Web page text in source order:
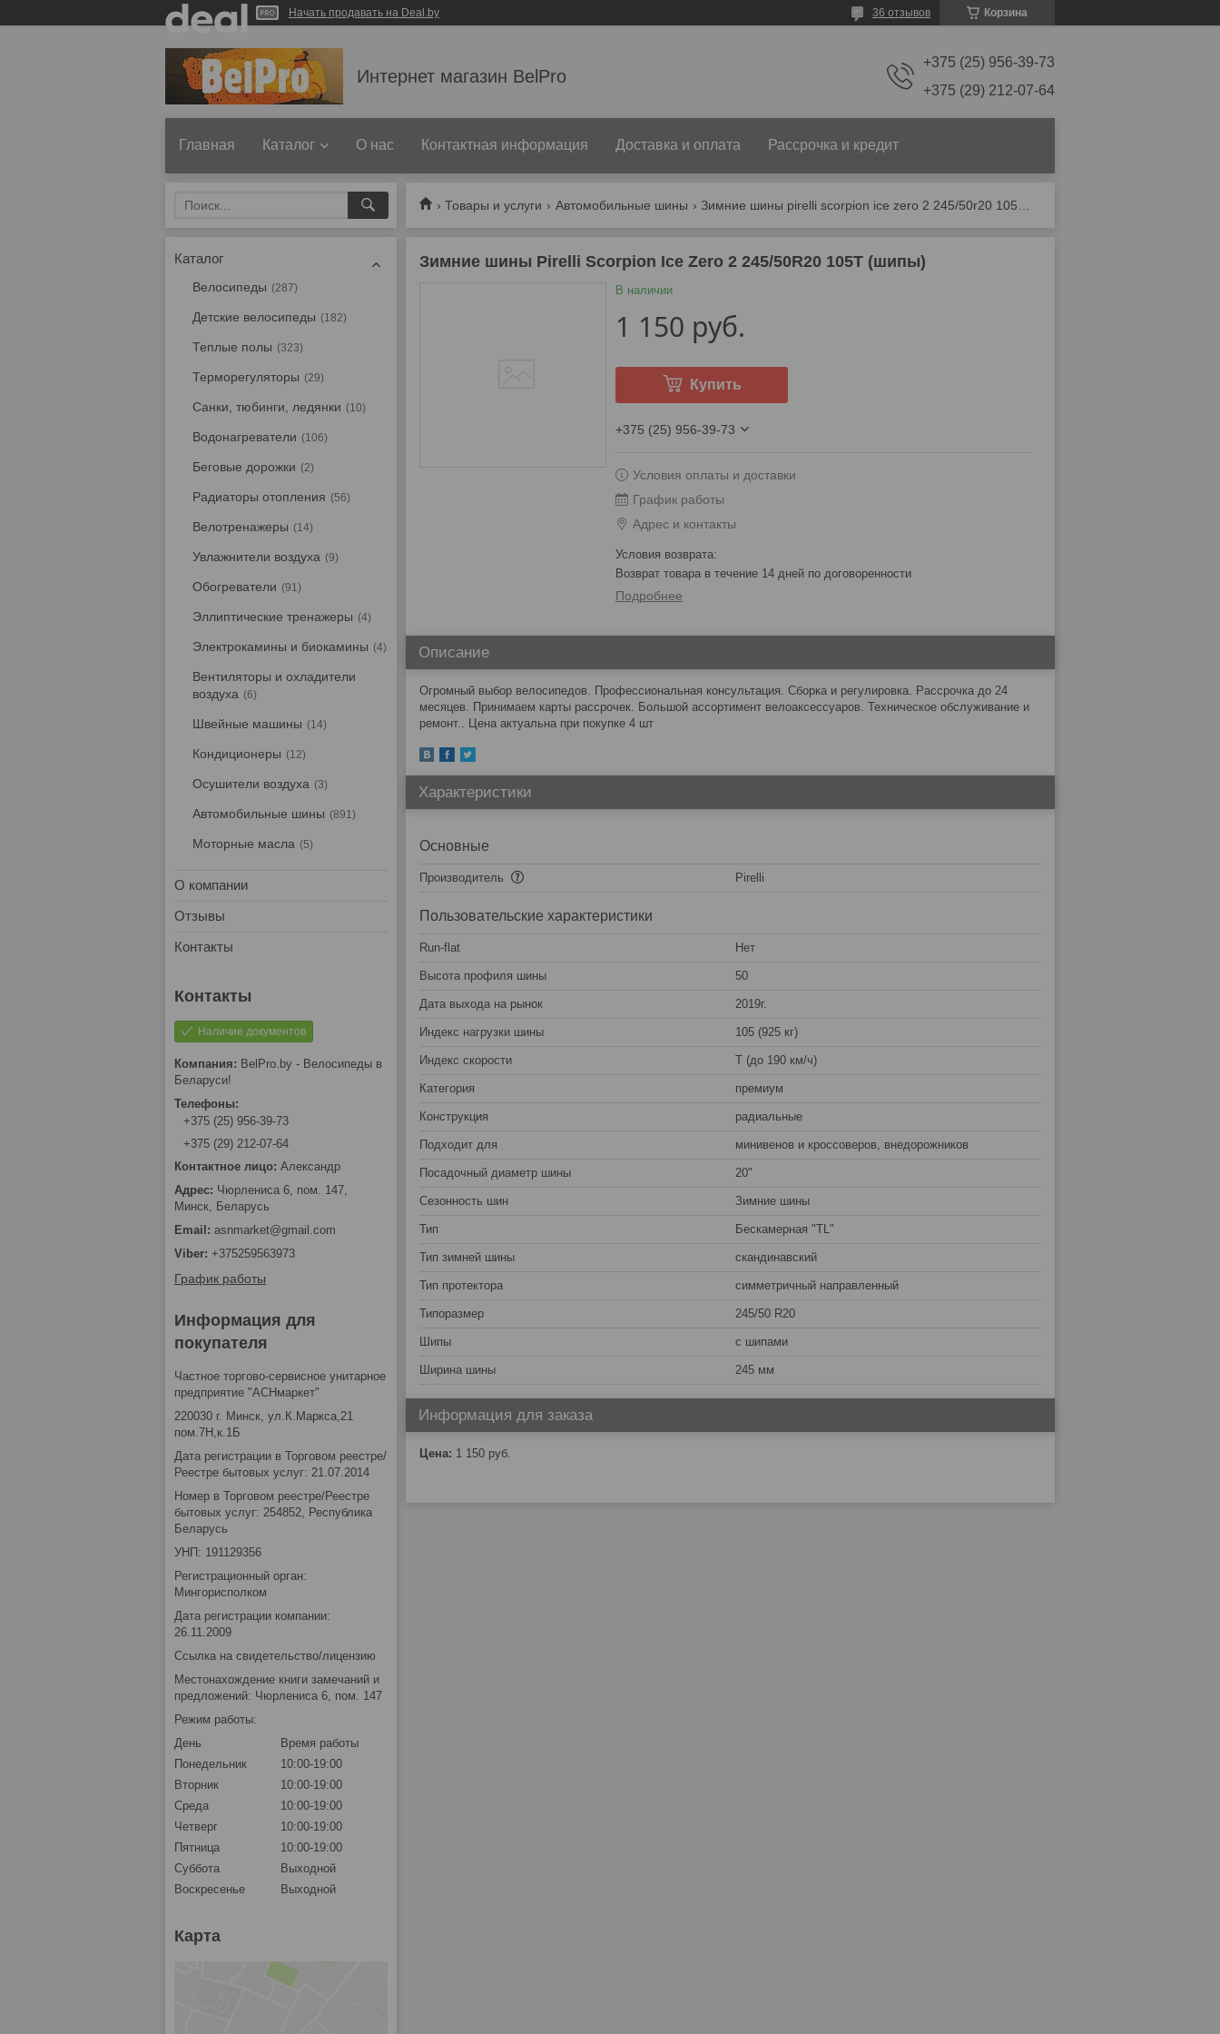
Начать продавать на Deal.by Корзина
36 отзывов
Интернет магазин BelPro
+375 (25) 956-39-73
+375 (29) 212-07-64
Главная Каталог О нас Контактная информация Доставка и оплата Рассрочка и кредит
Товары и услуги Автомобильные шины
Зимние шины Pirelli Scorpion Ice Zero 2 245/50R20 105T (шипы)
В наличии
1 150 руб.
Купить
+375 (25) 956-39-73
Условия оплаты и доставки
График работы
Адрес и контакты
возврат товара в течение 14 дней по договоренности
Подробнее
Описание
Огромный выбор велосипедов. Профессиональная консультация. Сборка и регулировка. Рассрочка до 24
месяцев. Принимаем карты рассрочек. Большой ассортимент велоаксессуаров. Техническое обслуживание и
ремонт.. Цена актуальна при покупке 4 шт
Характеристики
Основные
Производитель Pirelli
Пользовательские характеристики
Run-flat Нет
Высота профиля шины 50
Дата выхода на рынок 2019г.
Индекс нагрузки шины 105 (925 кг)
Индекс скорости T (до 190 км/ч)
Категория премиум
Конструкция радиальные
Подходит для минивенов и кроссоверов, внедорожников
Посадочный диаметр шины 20"
Сезонность шин Зимние шины
Тип Бескамерная "TL"
Тип зимней шины скандинавский
Тип протектора симметричный направленный
Типоразмер 245/50 R20
Шипы с шипами
Ширина шины 245 мм
Информация для заказа
Цена: 1 150 руб.
Каталог
Велосипеды 287
Детские велосипеды 182
Теплые полы 323
Терморегуляторы 29
Санки, тюбинги, ледянки 10
Водонагреватели 106
Беговые дорожки 2
Радиаторы отопления 56
Велотренажеры 14
Увлажнители воздуха 9
Обогреватели 91
Эллиптические тренажеры 4
Электрокамины и биокамины 4
Вентиляторы и охладители
воздуха
6
Швейные машины 14
Кондиционеры 12
Осушители воздуха 3
Автомобильные шины 891
Моторные масла 5
О компании
Отзывы
Контакты
Наличие документов
BelPro.by - Велосипеды в
Беларуси!
+375 (25) 956-39-73
+375 (29) 212-07-64
Александр
Чюрлениса 6, пом. 147,
Минск, Беларусь
asnmarket@gmail.com
+375259563973
График работы
Информация для
покупателя
Частное торгово-сервисное унитарное
предприятие "АСНмаркет"
220030 г. Минск, ул.К.Маркса,21
пом.7Н,к.1Б
Дата регистрации в Торговом реестре/
Реестре бытовых услуг: 21.07.2014
Номер в Торговом реестре/Реестре
бытовых услуг: 254852, Республика
Беларусь
УНП: 191129356
Регистрационный орган:
Мингорисполком
Дата регистрации компании:
26.11.2009
Ссылка на свидетельство/лицензию
Местонахождение книги замечаний и
предложений: Чюрлениса 6, пом. 147
Режим работы:
День
Время работы
Понедельник
10:00-19:00
Вторник
10:00-19:00
Среда
10:00-19:00
Четверг
10:00-19:00
Пятница
10:00-19:00
Суббота
Выходной
Воскресенье
Выходной
Карта